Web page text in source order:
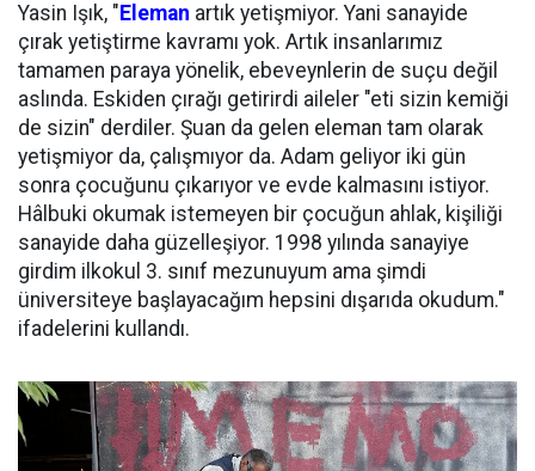
Yasin Işık, " Eleman artık yetişmiyor. Yani sanayide
çırak yetiştirme kavramı yok. Artık insanlarımız
tamamen paraya yönelik, ebeveynlerin de suçu değil
aslında. Eskiden çırağı getirirdi aileler "eti sizin kemiği
de sizin" derdiler. Şuan da gelen eleman tam olarak
yetişmiyor da, çalışmıyor da. Adam geliyor iki gün
sonra çocuğunu çıkarıyor ve evde kalmasını istiyor.
Hâlbuki okumak istemeyen bir çocuğun ahlak, kişiliği
sanayide daha güzelleşiyor. 1998 yılında sanayiye
girdim ilkokul 3. sınıf mezunuyum ama şimdi
üniversiteye başlayacağım hepsini dışarıda okudum."
ifadelerini kullandı.